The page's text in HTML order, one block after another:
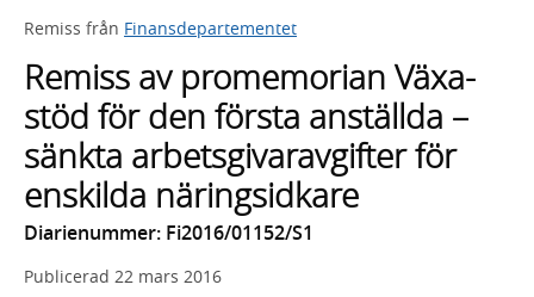
framträder
lista
med
sökförslag
Remiss från Finansdepartementet
Remiss av promemorian Växa-
stöd för den första anställda –
sänkta arbetsgivaravgifter för
enskilda näringsidkare
Diarienummer: Fi2016/01152/S1
Publicerad 22 mars 2016